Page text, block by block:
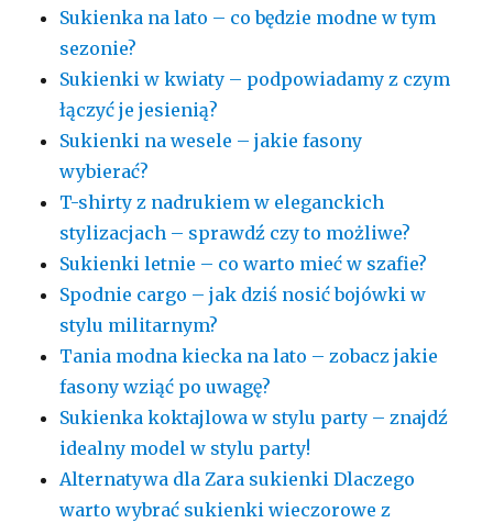
Sukienka na lato – co będzie modne w tym
sezonie?
Sukienki w kwiaty – podpowiadamy z czym
łączyć je jesienią?
Sukienki na wesele – jakie fasony
wybierać?
T-shirty z nadrukiem w eleganckich
stylizacjach – sprawdź czy to możliwe?
Sukienki letnie – co warto mieć w szafie?
Spodnie cargo – jak dziś nosić bojówki w
stylu militarnym?
Tania modna kiecka na lato – zobacz jakie
fasony wziąć po uwagę?
Sukienka koktajlowa w stylu party – znajdź
idealny model w stylu party!
Alternatywa dla Zara sukienki Dlaczego
warto wybrać sukienki wieczorowe z